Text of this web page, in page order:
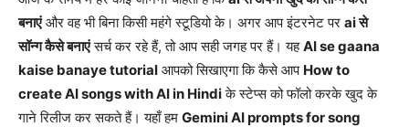
बनाएंऔर वह भी बिना किसी महंगे स्टूडियो के। अगर आप इंटरनेट पर ai से
सॉन्ग कैसे बनाएंसर्च कर रहे हैं, तो आप सही जगह पर हैं। यहAI se gaana
kaise banaye tutorial आपको सिखाएगा कि कैसे आप How to
create AI songs with AI in Hindiके स्टेप्स को फॉलो करके खुद के
गाने रिलीज कर सकते हैं। यहाँ हम Gemini AI prompts for song